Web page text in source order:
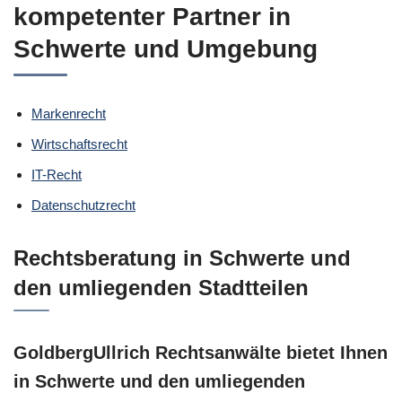
kompetenter Partner in
Schwerte und Umgebung
Markenrecht
Wirtschaftsrecht
IT-Recht
Datenschutzrecht
Rechtsberatung in Schwerte und
den umliegenden Stadtteilen
GoldbergUllrich Rechtsanwälte bietet Ihnen
in Schwerte und den umliegenden